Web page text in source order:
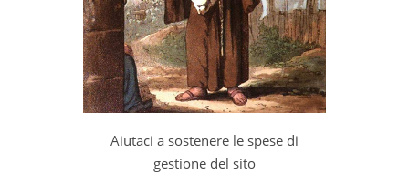
Aiutaci a sostenere le spese di
gestione del sito